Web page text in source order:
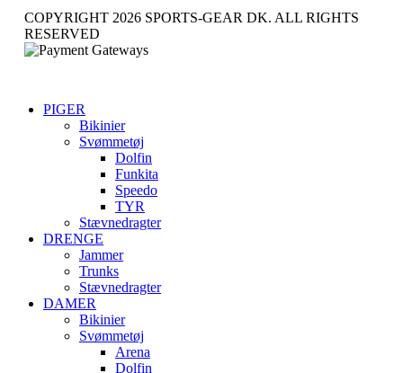
COPYRIGHT 2026 SPORTS-GEAR DK. ALL RIGHTS
RESERVED
PIGER
Bikinier
Svømmetøj
Dolfin
Funkita
Speedo
TYR
Stævnedragter
DRENGE
Jammer
Trunks
Stævnedragter
DAMER
Bikinier
Svømmetøj
Arena
Dolfin